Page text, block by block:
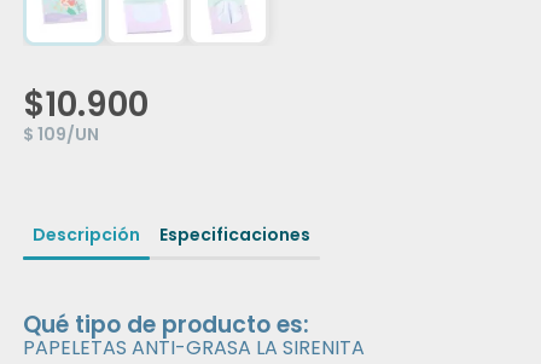
$10.900
$ 109/UN
Descripción Especificaciones
Qué tipo de producto es:
PAPELETAS ANTI-GRASA LA SIRENITA